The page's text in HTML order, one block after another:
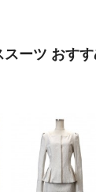
スーツ おす